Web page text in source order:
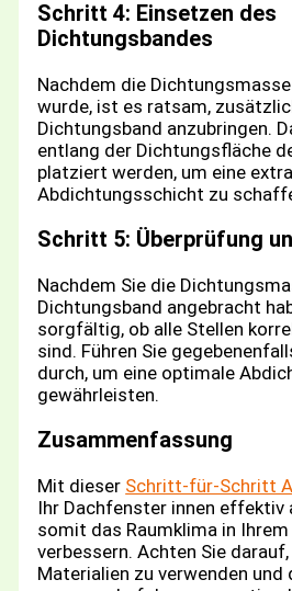
Schritt 4: Einsetzen des
Dichtungsbandes
Nachdem die
wurde, ist es ratsam,
Dichtungsband anzubringen.
entlang der Dichtungsfläche
platziert werden, um eine extra
Abdichtungsschicht zu
Schritt 5: Überprüfung
Nachdem Sie die
Dichtungsband angebracht
sorgfältig, ob alle Stellen
sind. Führen Sie
durch, um eine optimale
gewährleisten.
Zusammenfassung
Mit dieser Schritt-für-Schritt
Ihr Dachfenster innen effektiv
somit das Raumklima in
verbessern. Achten Sie
Materialien zu verwenden und